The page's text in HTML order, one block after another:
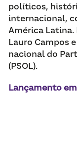
políticos,
internacional,
América Latina.
Lauro Campos
nacional do
(PSOL).
Lançamento